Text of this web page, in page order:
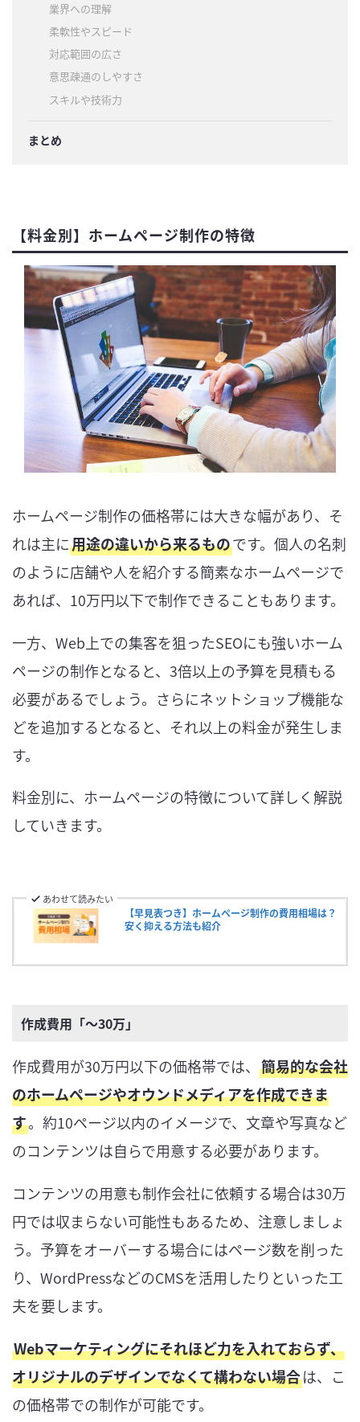
業界への理解
柔軟性やスピード
対応範囲の広さ
意思疎通のしやすさ
スキルや技術力
まとめ
【料金別】ホームページ制作の特徴
ホームページ制作の価格帯には大きな幅があり、そ
れは主に用途の違いから来るものです。個人の名刺
のように店舗や人を紹介する簡素なホームページで
あれば、10万円以下で制作できることもあります。
一方、Web上での集客を狙ったSEOにも強いホーム
ページの制作となると、3倍以上の予算を見積もる
必要があるでしょう。さらにネットショップ機能な
どを追加するとなると、それ以上の料金が発生しま
す。
料金別に、ホームページの特徴について詳しく解説
していきます。
あわせて読みたい
【早見表つき】ホームページ制作の費用相場は？
安く抑える方法も紹介
作成費用「〜30万」
作成費用が30万円以下の価格帯では、 簡易的な会社
のホームページやオウンドメディアを作成できま
す。約10ページ以内のイメージで、文章や写真など
のコンテンツは自らで用意する必要があります。
コンテンツの用意も制作会社に依頼する場合は30万
円では収まらない可能性もあるため、注意しましょ
う。予算をオーバーする場合にはページ数を削った
り、WordPressなどのCMSを活用したりといった工
夫を要します。
Webマーケティングにそれほど力を入れておらず、
オリジナルのデザインでなくて構わない場合は、こ
の価格帯での制作が可能です。